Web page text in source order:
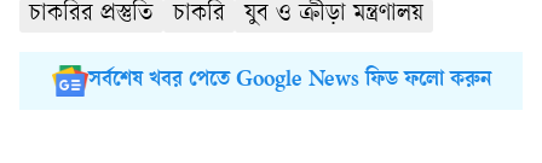
চাকরির প্রস্তুতি
চাকরি যুব ও ক্রীড়া মন্ত্রণালয়
সর্বশেষ খবর পেতে Google News ফিড ফলো করুন